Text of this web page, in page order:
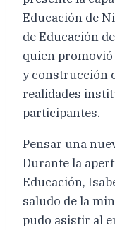
Educación de
de Educación
quien
y construcción
realidades
participantes.
Pensar una
Durante la
Educación,
saludo de la
pudo asistir al